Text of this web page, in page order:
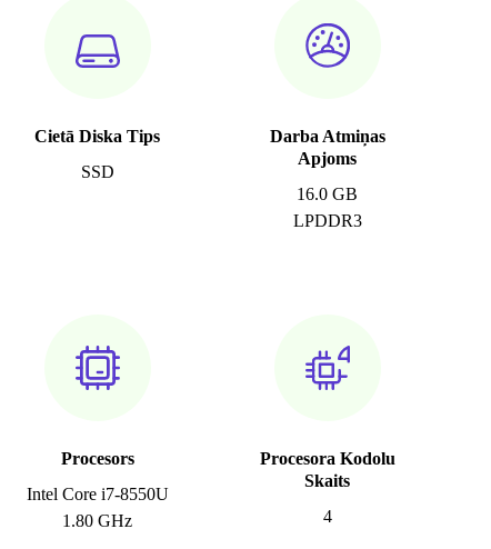
Cietā Diska Tips
SSD
Darba Atmiņas
Apjoms
16.0 GB
LPDDR3
Procesors
Intel Core i7-8550U
1.80 GHz
Procesora Kodolu
Skaits
4